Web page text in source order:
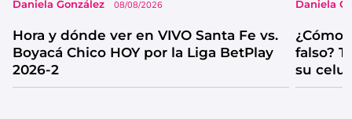
Daniela González 08/08/2026
Hora y dónde ver en VIVO Santa Fe vs.
Boyacá Chico HOY por la Liga BetPlay
2026-2
Daniela
¿Cómo
falso?
su